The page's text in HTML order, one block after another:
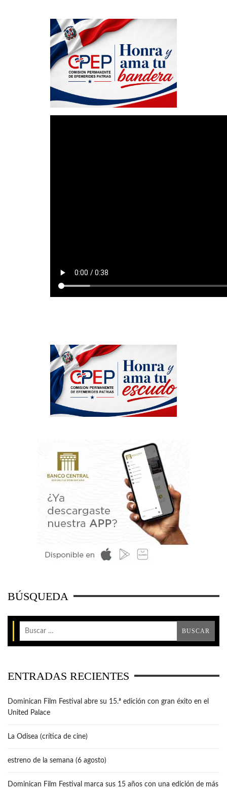
BÚSQUEDA
ENTRADAS RECIENTES
Dominican Film Festival abre su 15.ª edición con gran éxito en el
United Palace
La Odisea (crítica de cine)
estreno de la semana (6 agosto)
Dominican Film Festival marca sus 15 años con una edición de más